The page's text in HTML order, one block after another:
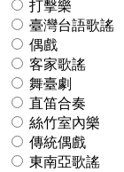
打擊樂
臺灣台語歌謠
偶戲
客家歌謠
舞臺劇
直笛合奏
絲竹室內樂
傳統偶戲
東南亞歌謠